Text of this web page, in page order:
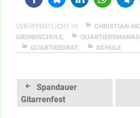
VERÖFFENTLICHT IN
CHRISTIAN-
GRUNDSCHULE,
QUARTIERSRAT, SCHULE
Beitragsnavigation
Spandauer
Gitarrenfest